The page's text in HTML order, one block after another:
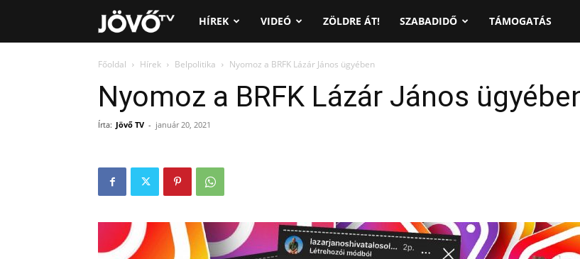
Jövő
TV
HÍREK VIDEÓ ZÖLDRE ÁT! SZABADIDŐ TÁMOGATÁS
Főoldal Hírek Belpolitika Nyomoz a BRFK Lázár János ügyében
Nyomoz a BRFK Lázár János
Írta: Jövő TV - január 20, 2021